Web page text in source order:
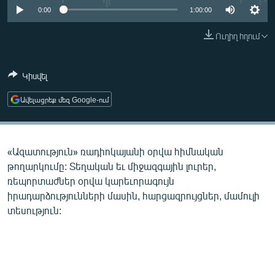
ՄԻՋԱԶԳԱՅԻՆ
ՄԵԿՆԱԲԱՆՈՒԹՅՈՒՆ
ՏՏ ԵՒ ԻՆՏԵՐՆԵՏ
ԿՈՐՈՆԱՎԻՐՈՒՍ
ՏԵՍԱՆՅՈՒԹԵՐ
ԲԱՆԱՎԵՃ
ՁԳՏԵԼՈՎ ԼԱՎԱԳՈՒՅՆԻՆ
0:00 1:00:00
Ուղիղ հղում
Կիսվել
Ավելացրեք մեզ Google-ում
«Ազատություն» ռադիոկայանի օրվա հիմնական
թողարկումը: Տեղական եւ միջազգային լուրեր,
ռեպորտաժներ օրվա կարեւորագույն
իրադարձությունների մասին, հարցազրույցներ, մամուլի
տեսություն: